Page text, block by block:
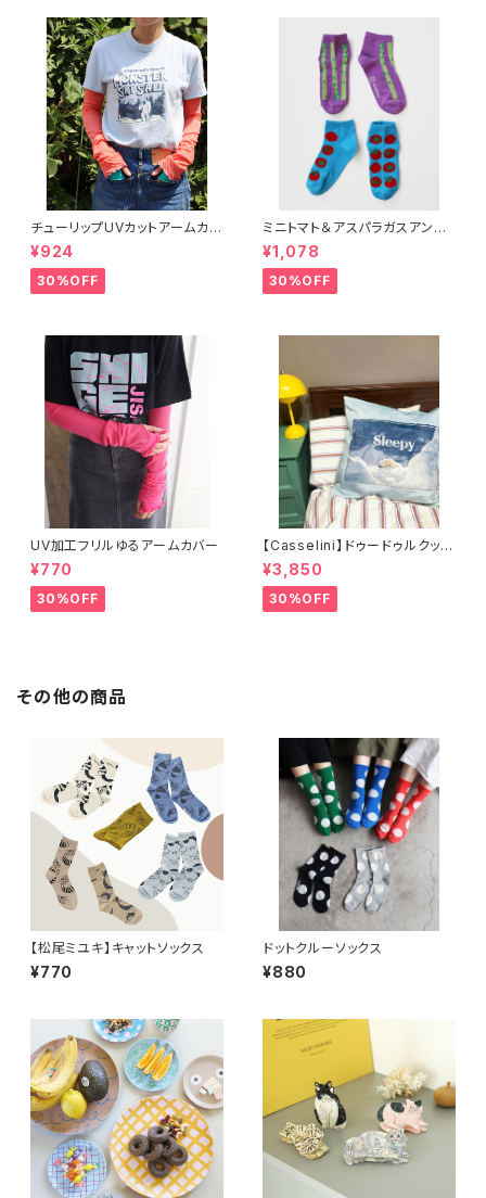
チューリップUVカットアームカバ
ー
¥924
30%OFF
ミニトマト＆アスパラガスアンク
ルソックス 2P
¥1,078
30%OFF
UV加工フリルゆるアームカバー
¥770
30%OFF
【Casselini】ドゥードゥルクッシ
ョンカバー
¥3,850
30%OFF
その他の商品
【松尾ミユキ】キャットソックス
¥770
ドットクルーソックス
¥880